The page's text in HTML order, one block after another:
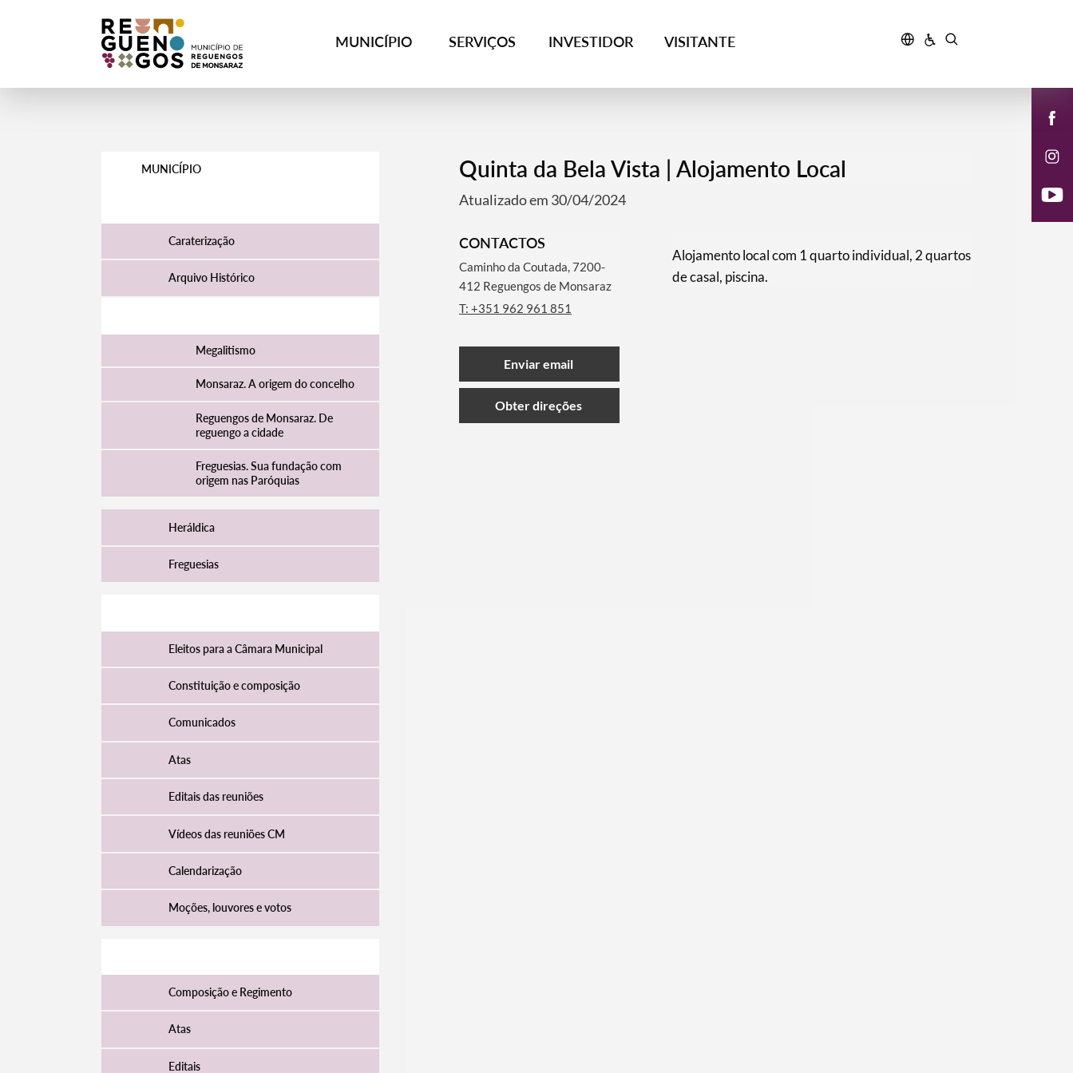
MUNICÍPIO SERVIÇOS INVESTIDOR VISITANTE
MUNICÍPIO
Caraterização
Arquivo Histórico
Megalitismo
Monsaraz. A origem do concelho
Reguengos de Monsaraz. De
reguengo a cidade
Freguesias. Sua fundação com
origem nas Paróquias
Heráldica
Freguesias
Eleitos para a Câmara Municipal
Constituição e composição
Comunicados
Atas
Editais das reuniões
Vídeos das reuniões CM
Calendarização
Moções, louvores e votos
Composição e Regimento
Atas
Editais
Quinta da Bela Vista | Alojamento Local
Atualizado em 30/04/2024
CONTACTOS
Caminho da Coutada, 7200-
412 Reguengos de Monsaraz
T: +351 962 961 851
Enviar email
Obter direções
Alojamento local com 1 quarto individual, 2 quartos
de casal, piscina.